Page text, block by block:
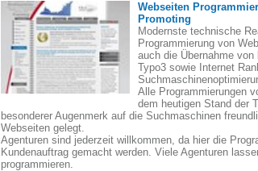
Webseiten
Promoting
Modernste technische
Programmierung von
auch die Übernahme
Typo3 sowie Internet
Alle Programmierungen
dem heutigen Stand der
besonderer Augenmerk auf die Suchmaschinen
Webseiten gelegt.
Agenturen sind jederzeit willkommen, da hier die
Kundenauftrag gemacht werden. Viele Agenturen
programmieren.